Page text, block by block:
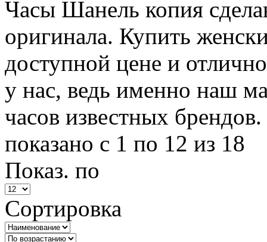
Часы Шанель копия
оригинала. Купить
доступной цене и
у нас, ведь именно наш
часов известных брендов.
показано с 1 по 12 из 18
Показ. по
Сортировка